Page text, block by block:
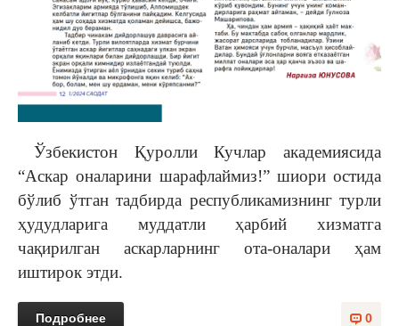
Ўзбекистон Қуролли Кучлар академиясида
“Аскар оналарини шарафлаймиз!” шиори остида
бўлиб ўтган тадбирда республикамизнинг турли
ҳудудларига муддатли ҳарбий хизматга
чақирилган аскарларнинг ота-оналари ҳам
иштирок этди.
0
Подробнее